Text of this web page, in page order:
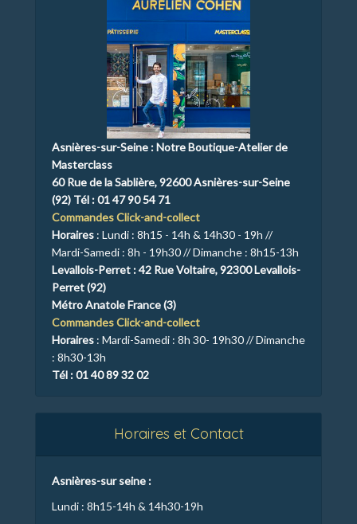
Asnières-sur-Seine :Notre Boutique-Atelier de
Masterclass
60 Rue de la Sablière, 92600 Asnières-sur-Seine
(92) Tél : 01 47 90 54 71
Commandes Click-and-collect
Horaires : Lundi : 8h15 - 14h & 14h30 - 19h //
Mardi-Samedi : 8h - 19h30 // Dimanche : 8h15-13h
Levallois-Perret : 42 Rue Voltaire, 92300 Levallois-
Perret (92)
Métro Anatole France (3)
Commandes Click-and-collect
Horaires : Mardi-Samedi : 8h 30- 19h30 // Dimanche
: 8h30-13h
Tél : 01 40 89 32 02
Horaires et Contact
Asnières-sur seine :
Lundi : 8h15-14h & 14h30-19h